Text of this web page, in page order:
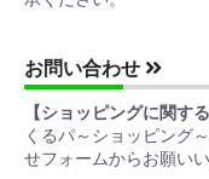
お問い合わせ
【ショッピングに関す
くるパ～ショッピング
せフォームからお願いい